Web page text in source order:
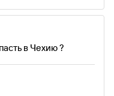
в Чехию ?